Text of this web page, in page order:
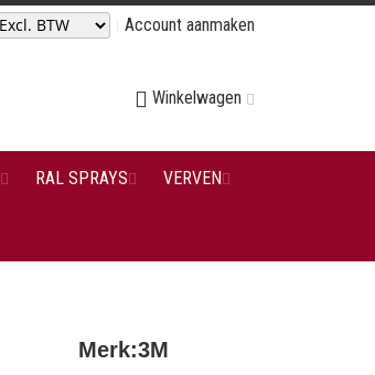
Account aanmaken
Winkelwagen
RAL SPRAYS VERVEN
Merk:3M